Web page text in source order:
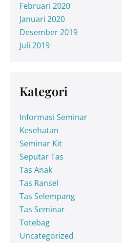
Februari 2020
Januari 2020
Desember 2019
Juli 2019
Kategori
Informasi Seminar
Kesehatan
Seminar Kit
Seputar Tas
Tas Anak
Tas Ransel
Tas Selempang
Tas Seminar
Totebag
Uncategorized